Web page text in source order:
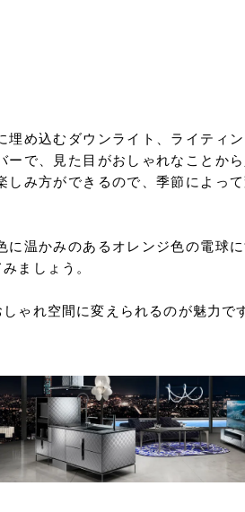
め込むダウンライト、ライティ
で、見た目がおしゃれなことか
み方ができるので、季節によっ
温かみのあるオレンジ色の電球
ましょう。
ゃれ空間に変えられるのが魅力で